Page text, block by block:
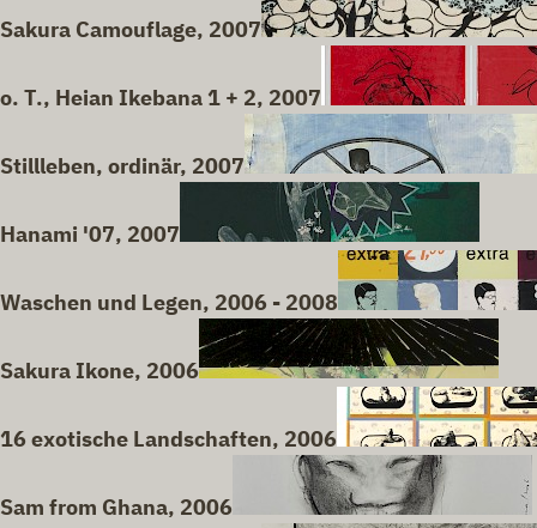
Sakura Camouflage, 2007
o. T., Heian Ikebana 1 + 2, 2007
Stillleben, ordinär, 2007
Hanami '07, 2007
Waschen und Legen, 2006 - 2008
Sakura Ikone, 2006
16 exotische Landschaften, 2006
Sam from Ghana, 2006